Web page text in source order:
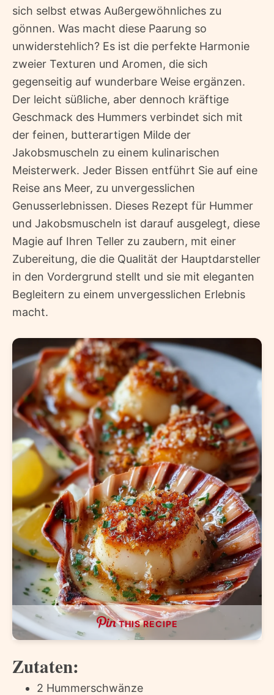
sich selbst etwas Außergewöhnliches zu
gönnen. Was macht diese Paarung so
unwiderstehlich? Es ist die perfekte Harmonie
zweier Texturen und Aromen, die sich
gegenseitig auf wunderbare Weise ergänzen.
Der leicht süßliche, aber dennoch kräftige
Geschmack des Hummers verbindet sich mit
der feinen, butterartigen Milde der
Jakobsmuscheln zu einem kulinarischen
Meisterwerk. Jeder Bissen entführt Sie auf eine
Reise ans Meer, zu unvergesslichen
Genusserlebnissen. Dieses Rezept für Hummer
und Jakobsmuscheln ist darauf ausgelegt, diese
Magie auf Ihren Teller zu zaubern, mit einer
Zubereitung, die die Qualität der Hauptdarsteller
in den Vordergrund stellt und sie mit eleganten
Begleitern zu einem unvergesslichen Erlebnis
macht.
THIS RECIPE
Zutaten:
2 Hummerschwänze